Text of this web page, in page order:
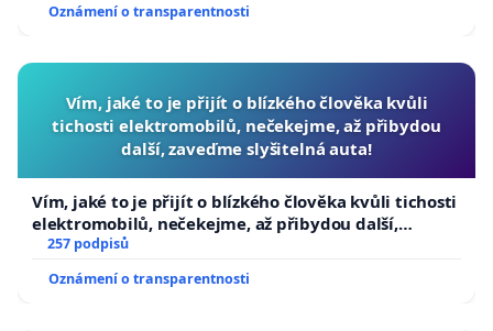
Oznámení o transparentnosti
Vím, jaké to je přijít o blízkého člověka kvůli
tichosti elektromobilů, nečekejme, až přibydou
další, zaveďme slyšitelná auta!
Vím, jaké to je přijít o blízkého člověka kvůli tichosti
elektromobilů, nečekejme, až přibydou další,
zaveďme slyšitelná auta!
257 podpisů
Oznámení o transparentnosti